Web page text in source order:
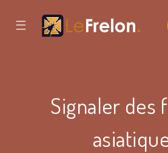
☰
Signaler des